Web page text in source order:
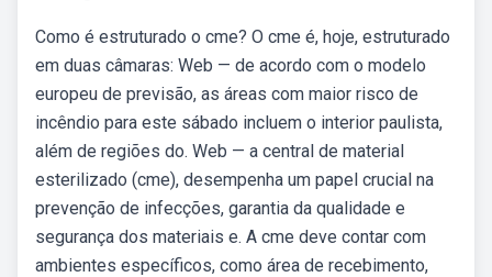
Como é estruturado o cme? O cme é, hoje, estruturado
em duas câmaras: Web — de acordo com o modelo
europeu de previsão, as áreas com maior risco de
incêndio para este sábado incluem o interior paulista,
além de regiões do. Web — a central de material
esterilizado (cme), desempenha um papel crucial na
prevenção de infecções, garantia da qualidade e
segurança dos materiais e. A cme deve contar com
ambientes específicos, como área de recebimento,